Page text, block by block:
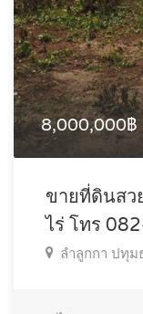
8,000,000฿
ขายที่ดินสว
ไร่ โทร
ลำลูกกา ปทุม